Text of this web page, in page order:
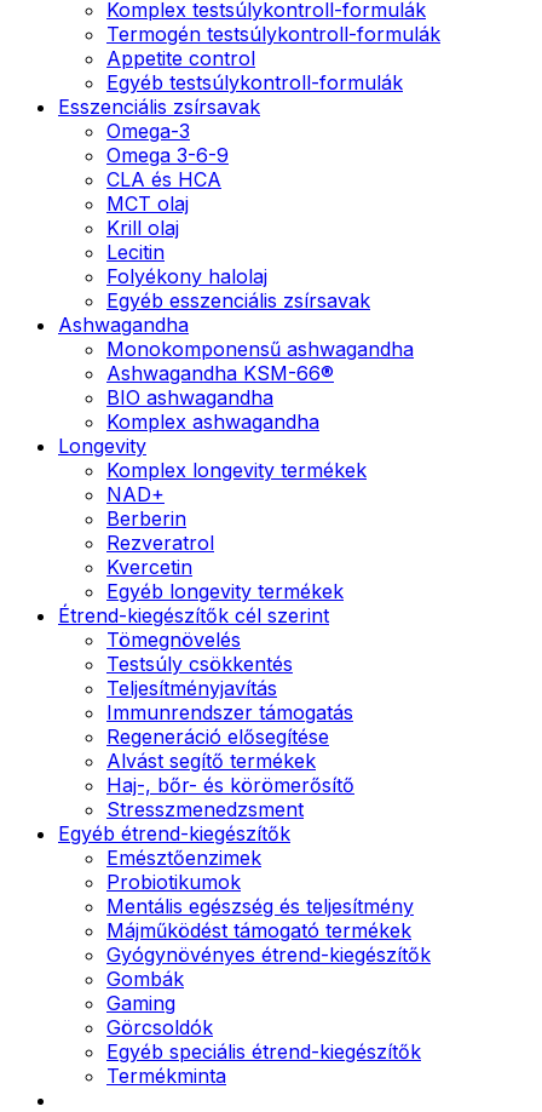
Komplex testsúlykontroll-formulák
Termogén testsúlykontroll-formulák
Appetite control
Egyéb testsúlykontroll-formulák
Esszenciális zsírsavak
Omega-3
Omega 3-6-9
CLA és HCA
MCT olaj
Krill olaj
Lecitin
Folyékony halolaj
Egyéb esszenciális zsírsavak
Ashwagandha
Monokomponensű ashwagandha
Ashwagandha KSM-66®
BIO ashwagandha
Komplex ashwagandha
Longevity
Komplex longevity termékek
NAD+
Berberin
Rezveratrol
Kvercetin
Egyéb longevity termékek
Étrend-kiegészítők cél szerint
Tömegnövelés
Testsúly csökkentés
Teljesítményjavítás
Immunrendszer támogatás
Regeneráció elősegítése
Alvást segítő termékek
Haj-, bőr- és körömerősítő
Stresszmenedzsment
Egyéb étrend-kiegészítők
Emésztőenzimek
Probiotikumok
Mentális egészség és teljesítmény
Májműködést támogató termékek
Gyógynövényes étrend-kiegészítők
Gombák
Gaming
Görcsoldók
Egyéb speciális étrend-kiegészítők
Termékminta